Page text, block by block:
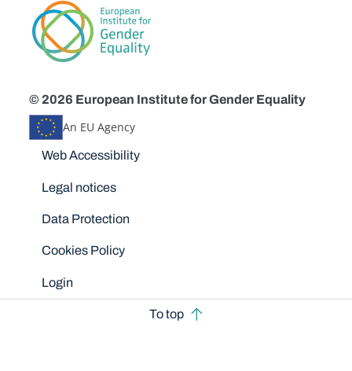
© 2026 European Institute for Gender Equality
An EU Agency
Disclaimers
Web Accessibility
Legal notices
Data Protection
Cookies Policy
Login
To top